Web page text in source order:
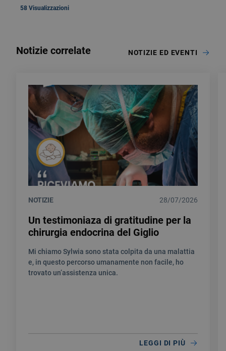
58 Visualizzazioni
Notizie correlate NOTIZIE ED EVENTI
NOTIZIE 28/07/2026
Un testimoniaza di gratitudine per la
chirurgia endocrina del Giglio
Mi chiamo Sylwia sono stata colpita da una malattia
e, in questo percorso umanamente non facile, ho
trovato un’assistenza unica.
LEGGI DI PIÙ